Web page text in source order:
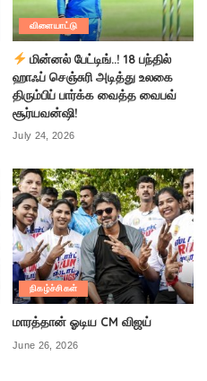
விளையாட்டு
மின்னல் பேட்டிங்..! 18 பந்தில்
ஹாஃப் செஞ்சுரி அடித்து உலகை
திரும்பிப் பார்க்க வைத்த வைபவ்
சூர்யவன்ஷி!
July 24, 2026
நிகழ்ச்சிகள்
மாரத்தான் ஓடிய CM விஜய்
June 26, 2026